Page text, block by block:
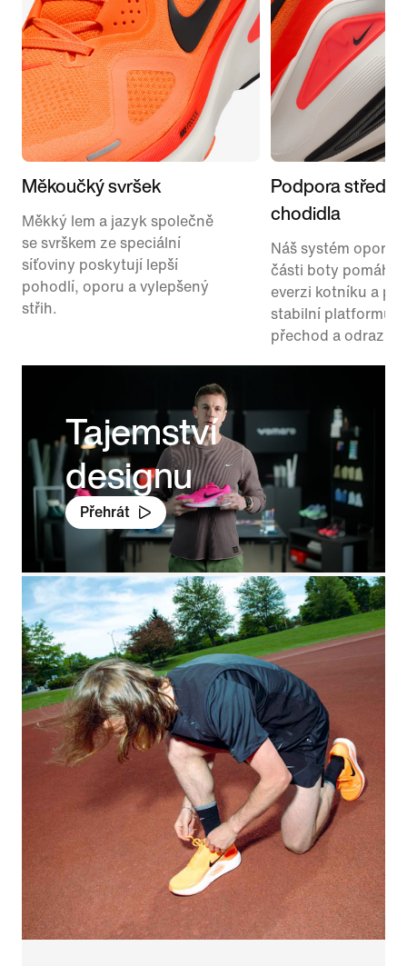
Měkoučký svršek
Měkký lem a jazyk společně
se svrškem ze speciální
síťoviny poskytují lepší
pohodlí, oporu a vylepšený
střih.
Podpora střední
chodidla
Náš systém opory
části boty pomáhá
everzi kotníku a
stabilní platformu
přechod a odraz
Tajemství
designu
Přehrát